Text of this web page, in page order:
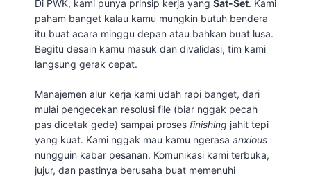
Di PWK, kami punya prinsip kerja yang Sat-Set. Kami
paham banget kalau kamu mungkin butuh bendera
itu buat acara minggu depan atau bahkan buat lusa.
Begitu desain kamu masuk dan divalidasi, tim kami
langsung gerak cepat.
Manajemen alur kerja kami udah rapi banget, dari
mulai pengecekan resolusi file (biar nggak pecah
pas dicetak gede) sampai proses finishing jahit tepi
yang kuat. Kami nggak mau kamu ngerasa anxious
nungguin kabar pesanan. Komunikasi kami terbuka,
jujur, dan pastinya berusaha buat memenuhi